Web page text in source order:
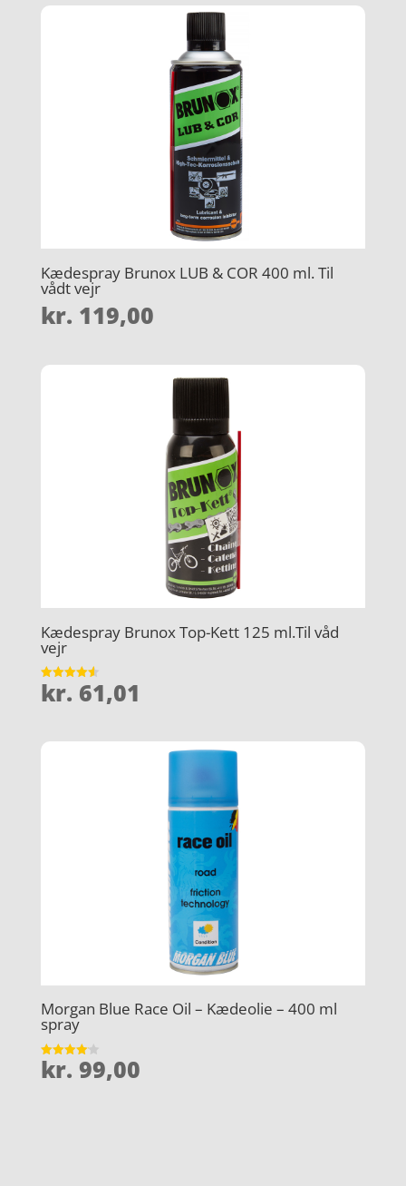
Kædespray Brunox LUB & COR 400 ml. Til
vådt vejr
kr. 119,00
Kædespray Brunox Top-Kett 125 ml.Til våd
vejr
Vurderet
4.6
kr. 61,01
Morgan Blue Race Oil – Kædeolie – 400 ml
spray
Vurderet
4.1
kr. 99,00